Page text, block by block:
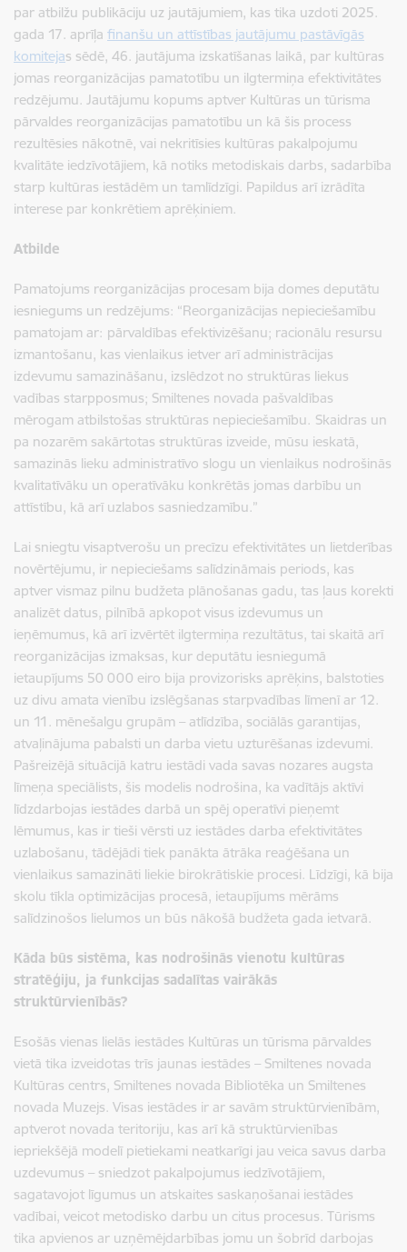
par atbilžu publikāciju uz jautājumiem, kas tika uzdoti 2025.
gada 17. aprīļa finanšu un attīstības jautājumu pastāvīgās
komitejas sēdē, 46. jautājuma izskatīšanas laikā, par kultūras
jomas reorganizācijas pamatotību un ilgtermiņa efektivitātes
redzējumu. Jautājumu kopums aptver Kultūras un tūrisma
pārvaldes reorganizācijas pamatotību un kā šis process
rezultēsies nākotnē, vai nekritīsies kultūras pakalpojumu
kvalitāte iedzīvotājiem, kā notiks metodiskais darbs, sadarbība
starp kultūras iestādēm un tamlīdzīgi. Papildus arī izrādīta
interese par konkrētiem aprēķiniem.
Atbilde
Pamatojums reorganizācijas procesam bija domes deputātu
iesniegums un redzējums: “Reorganizācijas nepieciešamību
pamatojam ar: pārvaldības efektivizēšanu; racionālu resursu
izmantošanu, kas vienlaikus ietver arī administrācijas
izdevumu samazināšanu, izslēdzot no struktūras liekus
vadības starpposmus; Smiltenes novada pašvaldības
mērogam atbilstošas struktūras nepieciešamību. Skaidras un
pa nozarēm sakārtotas struktūras izveide, mūsu ieskatā,
samazinās lieku administratīvo slogu un vienlaikus nodrošinās
kvalitatīvāku un operatīvāku konkrētās jomas darbību un
attīstību, kā arī uzlabos sasniedzamību.”
Lai sniegtu visaptverošu un precīzu efektivitātes un lietderības
novērtējumu, ir nepieciešams salīdzināmais periods, kas
aptver vismaz pilnu budžeta plānošanas gadu, tas ļaus korekti
analizēt datus, pilnībā apkopot visus izdevumus un
ieņēmumus, kā arī izvērtēt ilgtermiņa rezultātus, tai skaitā arī
reorganizācijas izmaksas, kur deputātu iesniegumā
ietaupījums 50 000 eiro bija provizorisks aprēķins, balstoties
uz divu amata vienību izslēgšanas starpvadības līmenī ar 12.
un 11. mēnešalgu grupām – atlīdzība, sociālās garantijas,
atvaļinājuma pabalsti un darba vietu uzturēšanas izdevumi.
Pašreizējā situācijā katru iestādi vada savas nozares augsta
līmeņa speciālists, šis modelis nodrošina, ka vadītājs aktīvi
līdzdarbojas iestādes darbā un spēj operatīvi pieņemt
lēmumus, kas ir tieši vērsti uz iestādes darba efektivitātes
uzlabošanu, tādējādi tiek panākta ātrāka reaģēšana un
vienlaikus samazināti liekie birokrātiskie procesi. Līdzīgi, kā bija
skolu tīkla optimizācijas procesā, ietaupījums mērāms
salīdzinošos lielumos un būs nākošā budžeta gada ietvarā.
Kāda būs sistēma, kas nodrošinās vienotu kultūras
stratēģiju, ja funkcijas sadalītas vairākās
struktūrvienībās?
Esošās vienas lielās iestādes Kultūras un tūrisma pārvaldes
vietā tika izveidotas trīs jaunas iestādes – Smiltenes novada
Kultūras centrs, Smiltenes novada Bibliotēka un Smiltenes
novada Muzejs. Visas iestādes ir ar savām struktūrvienībām,
aptverot novada teritoriju, kas arī kā struktūrvienības
iepriekšējā modelī pietiekami neatkarīgi jau veica savus darba
uzdevumus – sniedzot pakalpojumus iedzīvotājiem,
sagatavojot līgumus un atskaites saskaņošanai iestādes
vadībai, veicot metodisko darbu un citus procesus. Tūrisms
tika apvienos ar uzņēmējdarbības jomu un šobrīd darbojas